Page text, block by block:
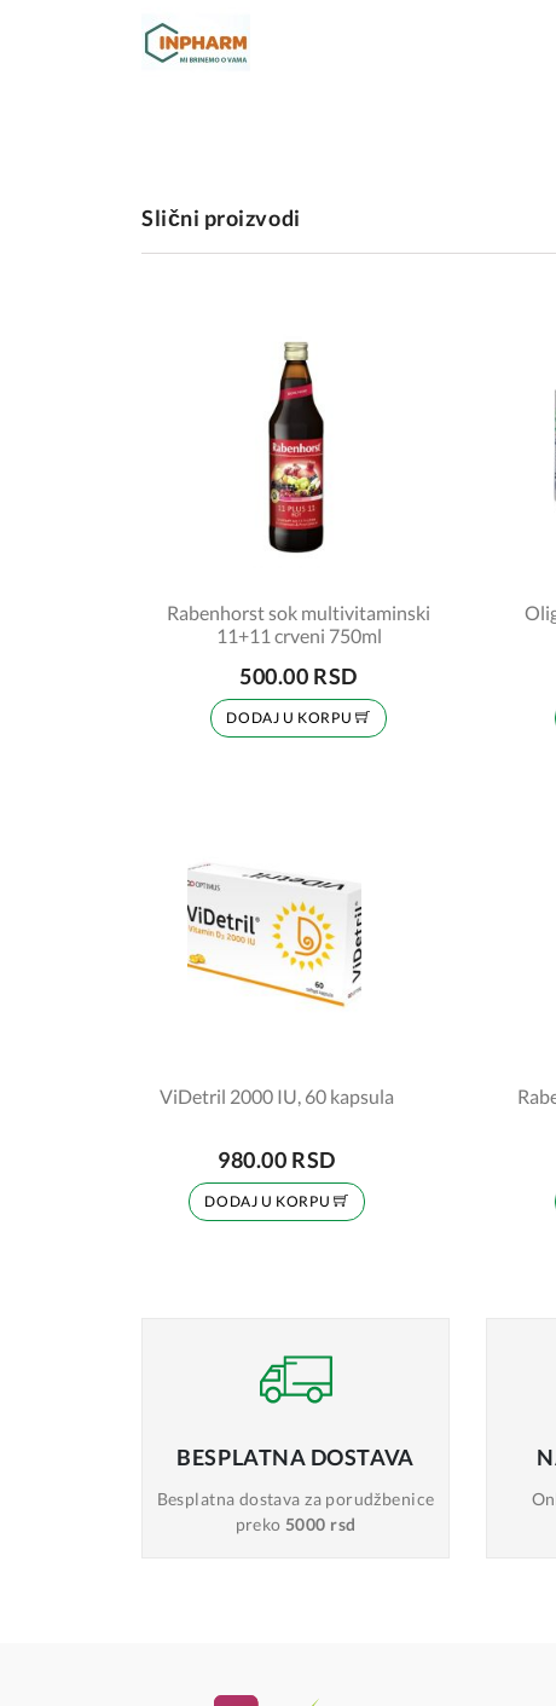
Slični proizvodi
Rabenhorst sok multivitaminski
11+11 crveni 750ml
500.00 RSD
DODAJ U KORPU
ViDetril 2000 IU, 60 kapsula
980.00 RSD
DODAJ U KORPU
BESPLATNA DOSTAVA
Besplatna dostavaza porudžbenice
preko 5000 rsd